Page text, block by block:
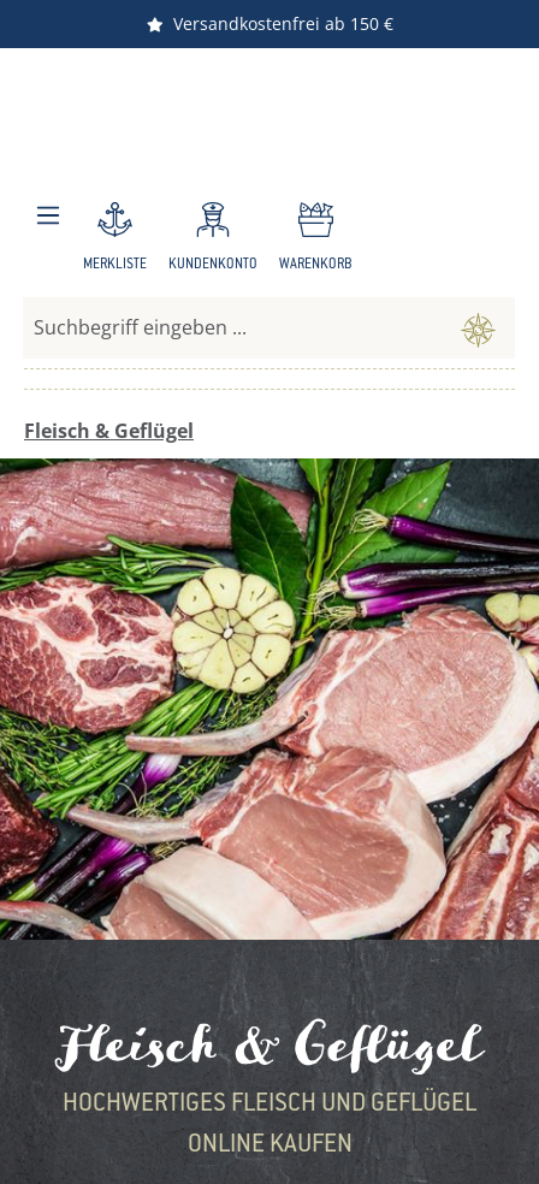
Zum Hauptinhalt springen
Versandkostenfrei ab 150 €
Nachhaltiger Versand
MERKLISTE KUNDENKONTO WARENKORB
Fleisch & Geflügel
Fleisch & Geflügel
HOCHWERTIGES FLEISCH UND GEFLÜGEL
ONLINE KAUFEN